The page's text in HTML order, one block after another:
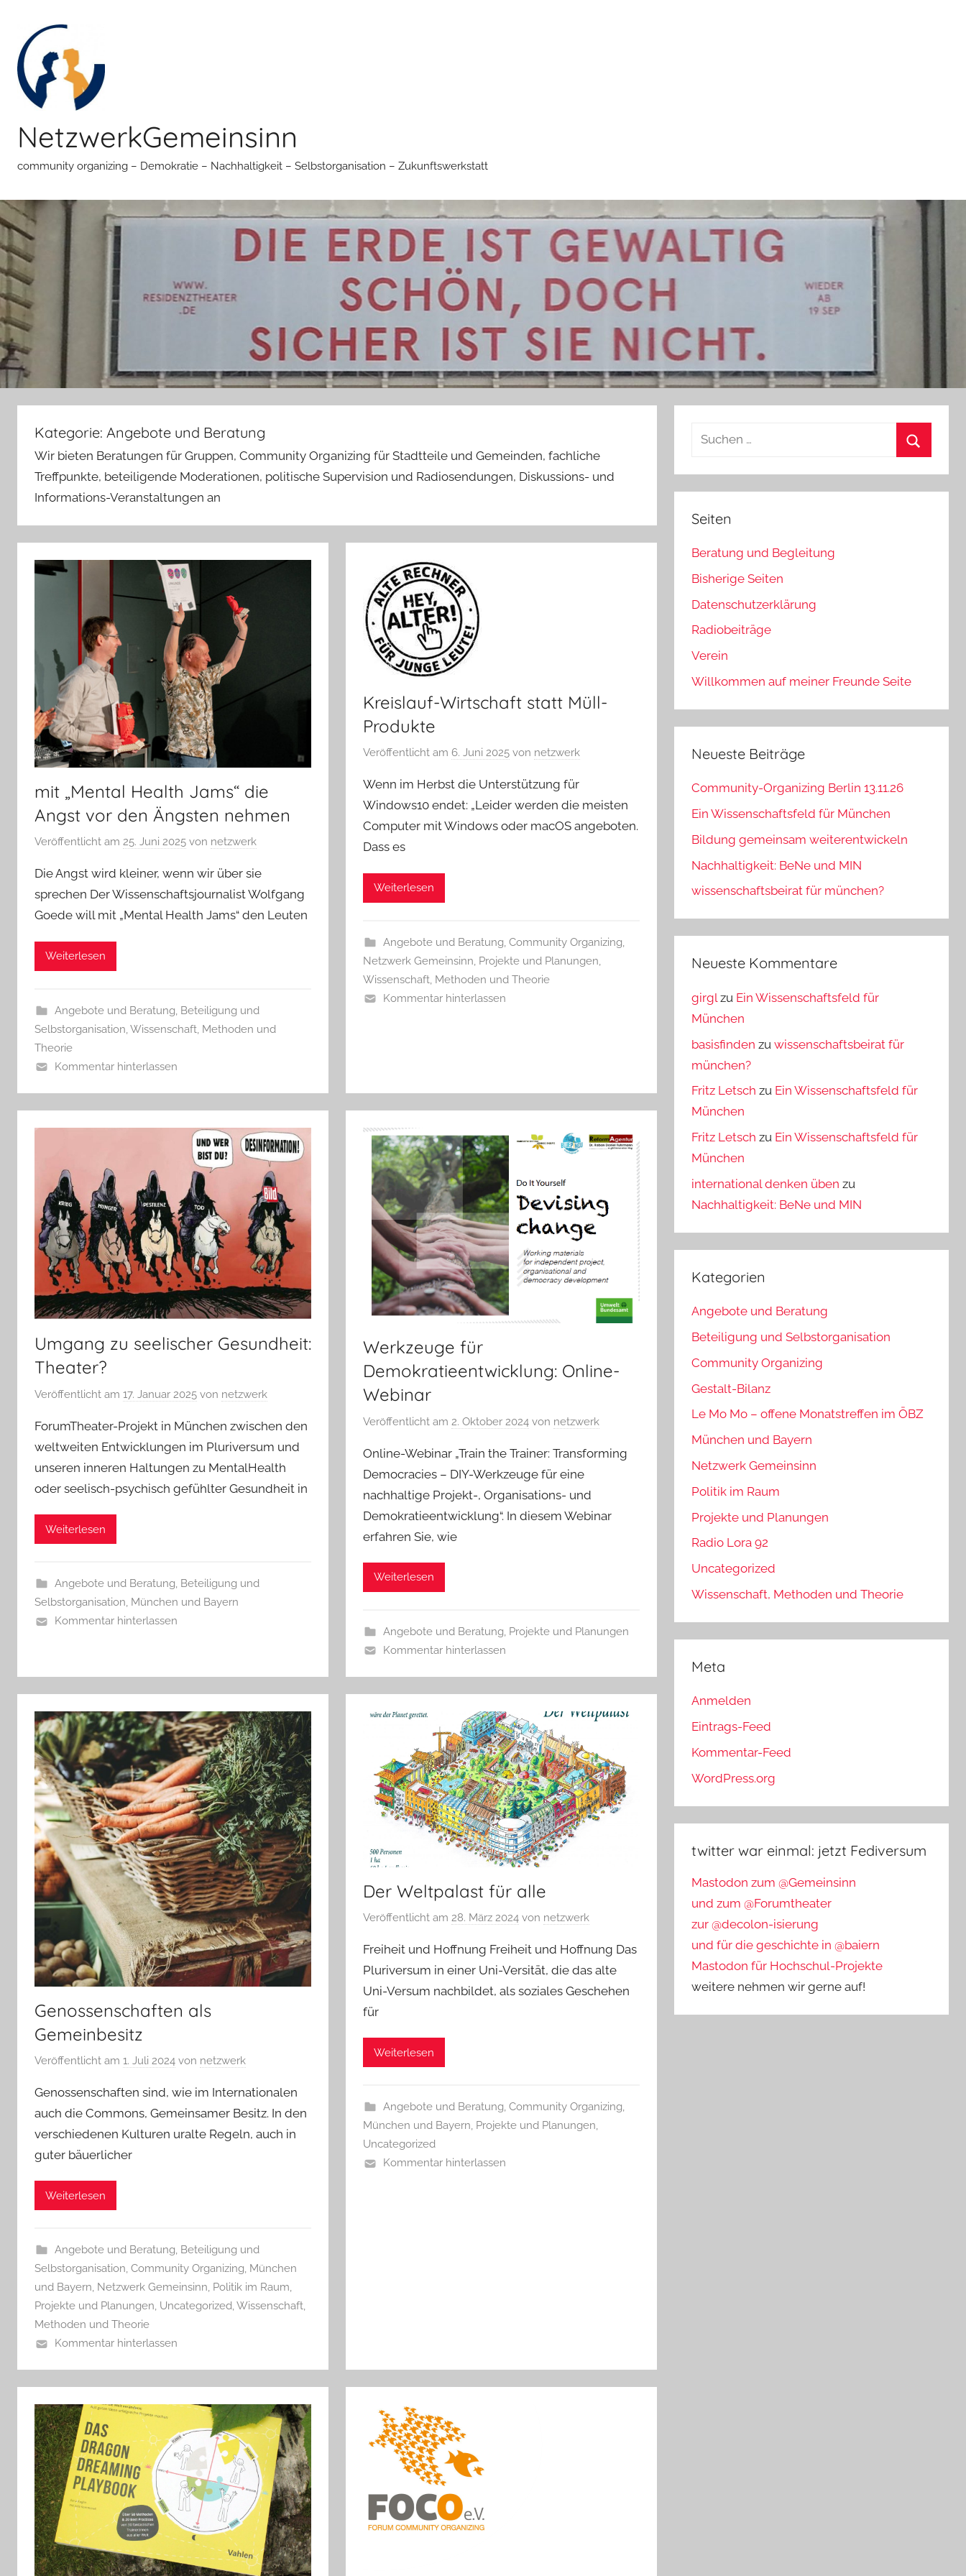
springen
NetzwerkGemeinsinn
community organizing – Demokratie – Nachhaltigkeit – Selbstorganisation – Zukunftswerkstatt
Kategorie: Angebote und Beratung
Wir bieten Beratungen für Gruppen, Community Organizing für Stadtteile und Gemeinden, fachliche
Treffpunkte, beteiligende Moderationen, politische Supervision und Radiosendungen, Diskussions- und
Informations-Veranstaltungen an
mit „Mental Health Jams“ die
Angst vor den Ängsten nehmen
Veröffentlicht am 25. Juni 2025 von netzwerk
Die Angst wird kleiner, wenn wir über sie
sprechen Der Wissenschaftsjournalist Wolfgang
Goede will mit „Mental Health Jams“ den Leuten
Weiterlesen
Angebote und Beratung Beteiligung und
Selbstorganisation Wissenschaft, Methoden und
Theorie
Kommentar hinterlassen
Kreislauf-Wirtschaft statt Müll-
Produkte
Veröffentlicht am6. Juni 2025 von netzwerk
Wenn im Herbst die Unterstützung für
Windows10 endet: „Leider werden die meisten
Computer mit Windows oder macOS angeboten.
Dass es
Weiterlesen
Angebote und Beratung, Community Organizing,
Netzwerk Gemeinsinn, Projekte und Planungen,
Wissenschaft, Methoden und Theorie
Kommentar hinterlassen
Umgang zu seelischer Gesundheit:
Theater?
Veröffentlicht am 17. Januar 2025 von netzwerk
ForumTheater-Projekt in München zwischen den
weltweiten Entwicklungen im Pluriversum und
unseren inneren Haltungen zu MentalHealth
oder seelisch-psychisch gefühlter Gesundheit in
Weiterlesen
Angebote und Beratung, Beteiligung und
Selbstorganisation, München und Bayern
Kommentar hinterlassen
Werkzeuge für
Demokratieentwicklung: Online-
Webinar
Veröffentlicht am2. Oktober 2024 von netzwerk
Online-Webinar „Train the Trainer: Transforming
Democracies – DIY-Werkzeuge für eine
nachhaltige Projekt-, Organisations- und
Demokratieentwicklung“. In diesem Webinar
erfahren Sie, wie
Weiterlesen
Angebote und Beratung, Projekte und Planungen
Kommentar hinterlassen
Genossenschaften als
Gemeinbesitz
Veröffentlicht am 1. Juli 2024 von netzwerk
Genossenschaften sind, wie im Internationalen
auch die Commons, Gemeinsamer Besitz. In den
verschiedenen Kulturen uralte Regeln, auch in
guter bäuerlicher
Weiterlesen
Angebote und Beratung, Beteiligung und
Selbstorganisation, Community Organizing, München
und Bayern, Netzwerk Gemeinsinn, Politik im Raum,
Projekte und Planungen, Uncategorized,Wissenschaft,
Methoden und Theorie
Kommentar hinterlassen
Der Weltpalast für alle
Veröffentlicht am28. März 2024 von netzwerk
Freiheit und Hoffnung Freiheit und Hoffnung Das
Pluriversum in einer Uni-Versität, die das alte
Uni-Versum nachbildet, als soziales Geschehen
für
Weiterlesen
Angebote und Beratung, Community Organizing,
München und Bayern, Projekte und Planungen,
Uncategorized
Kommentar hinterlassen
Suchen
Seiten
Beratung und Begleitung
Bisherige Seiten
Datenschutzerklärung
Radiobeiträge
Verein
Willkommen auf meiner Freunde Seite
Neueste Beiträge
Community-Organizing Berlin 13.11.26
Ein Wissenschaftsfeld für München
Bildung gemeinsam weiterentwickeln
Nachhaltigkeit: BeNe und MIN
wissenschaftsbeirat für münchen?
Neueste Kommentare
girgl zu Ein Wissenschaftsfeld für
München
basisfinden zuwissenschaftsbeirat für
münchen?
Fritz Letsch zu Ein Wissenschaftsfeld für
München
Fritz Letsch zu Ein Wissenschaftsfeld für
München
international denken üben zu
Nachhaltigkeit: BeNe und MIN
Kategorien
Angebote und Beratung
Beteiligung und Selbstorganisation
Community Organizing
Gestalt-Bilanz
Le Mo Mo – offene Monatstreffen im ÖBZ
München und Bayern
Netzwerk Gemeinsinn
Politik im Raum
Projekte und Planungen
Radio Lora 92
Uncategorized
Wissenschaft, Methoden und Theorie
Meta
Anmelden
Eintrags-Feed
Kommentar-Feed
WordPress.org
twitter war einmal: jetzt Fediversum
Mastodon zum @Gemeinsinn
und zum @Forumtheater
zur @decolon-isierung
und für die geschichte in @baiern
Mastodon für Hochschul-Projekte
weitere nehmen wir gerne auf!